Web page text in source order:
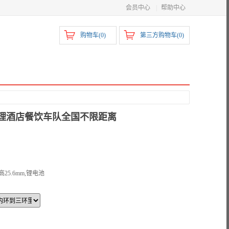
会员中心 帮助中心
第三方购物车(0)
购物车(0)
酒店餐饮车队全国不限距离
25.6mm,锂电池